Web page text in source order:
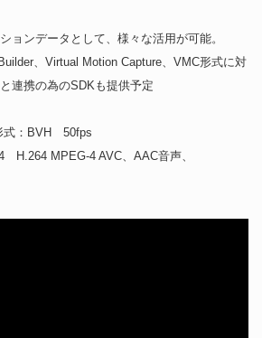
ョンデータとして、様々な活用が可能。
、Virtual Motion Capture、VMC形式に対
連携の為のSDKも提供予定
式：BVH 50fps
H.264 MPEG-4 AVC、AAC音声、